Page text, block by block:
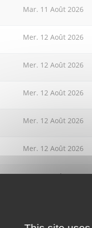
Mar. 11 Août 2026
Mer. 12 Août 2026
Mer. 12 Août 2026
Mer. 12 Août 2026
Mer. 12 Août 2026
Mer. 12 Août 2026
Mer. 12 Août 2026